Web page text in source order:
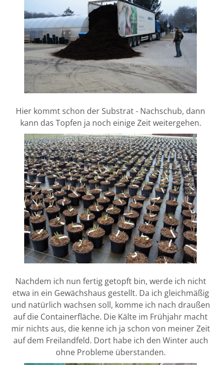
Hier kommt schon der Substrat - Nachschub, dann
kann das Topfen ja noch einige Zeit weitergehen.
Nachdem ich nun fertig getopft bin, werde ich nicht
etwa in ein Gewächshaus gestellt. Da ich gleichmäßig
und natürlich wachsen soll, komme ich nach draußen
auf die Containerfläche. Die Kälte im Frühjahr macht
mir nichts aus, die kenne ich ja schon von meiner Zeit
auf dem Freilandfeld. Dort habe ich den Winter auch
ohne Probleme überstanden.